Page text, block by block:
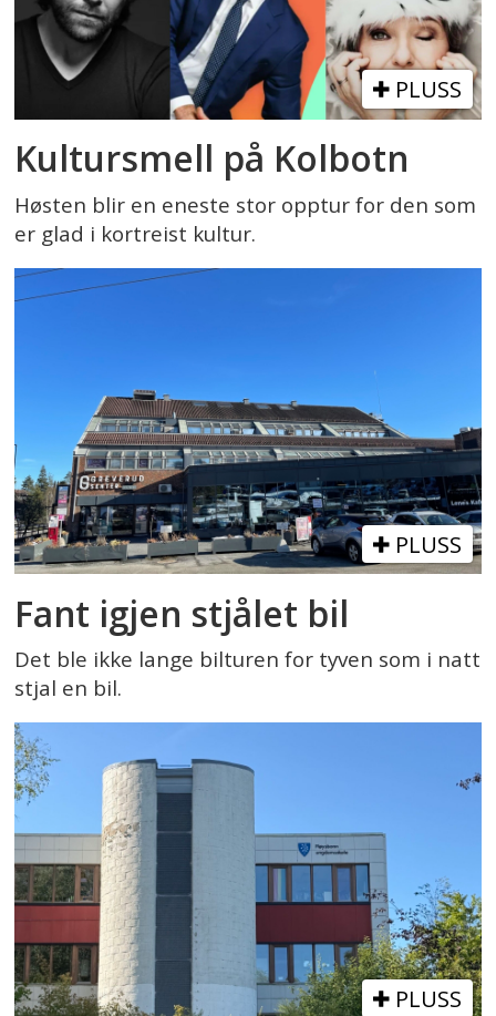
PLUSS
Kultursmell på Kolbotn
Høsten blir en eneste stor opptur for den som
er glad i kortreist kultur.
PLUSS
Fant igjen stjålet bil
Det ble ikke lange bilturen for tyven som i natt
stjal en bil.
PLUSS